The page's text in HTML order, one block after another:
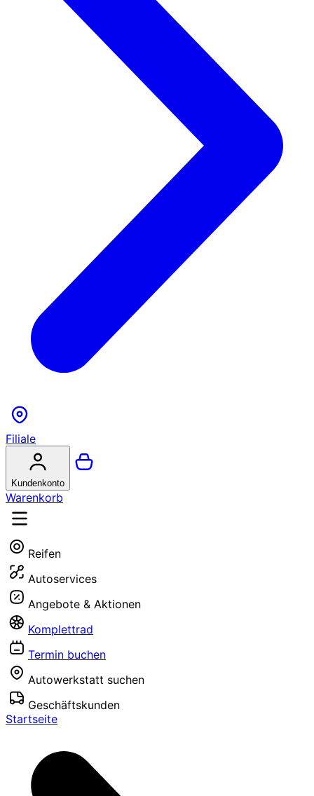
Filiale
Kundenkonto
Warenkorb
Reifen
Autoservices
Angebote & Aktionen
Komplettrad
Termin buchen
Autowerkstatt suchen
Geschäftskunden
Startseite